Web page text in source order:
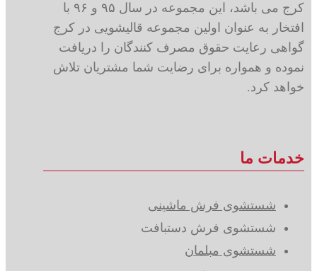
کرج می باشد، این مجموعه در سال ۹۵ و ۹۶ با
افتخار به عنوان اولین مجموعه قالیشویی در کرج
گواهی رعایت حقوق مصرف کنندگان را دریافت
نموده و همواره برای رضایت شما مشتریان تلاش
خواهد کرد.
خدمات ما
شستشوی فرش ماشینی
شستشوی فرش دستبافت
شستشوی مبلمان